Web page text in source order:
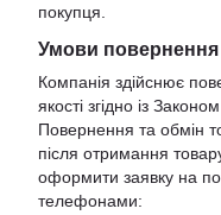
покупця.
Умови повернення
Компанія здійснює
якості згідно із
Повернення та обмін
після отримання
оформити заявку на
телефонами: